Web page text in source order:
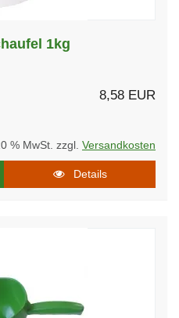
1kg
8,58 EUR
% MwSt. zzgl. Versandkosten
Details